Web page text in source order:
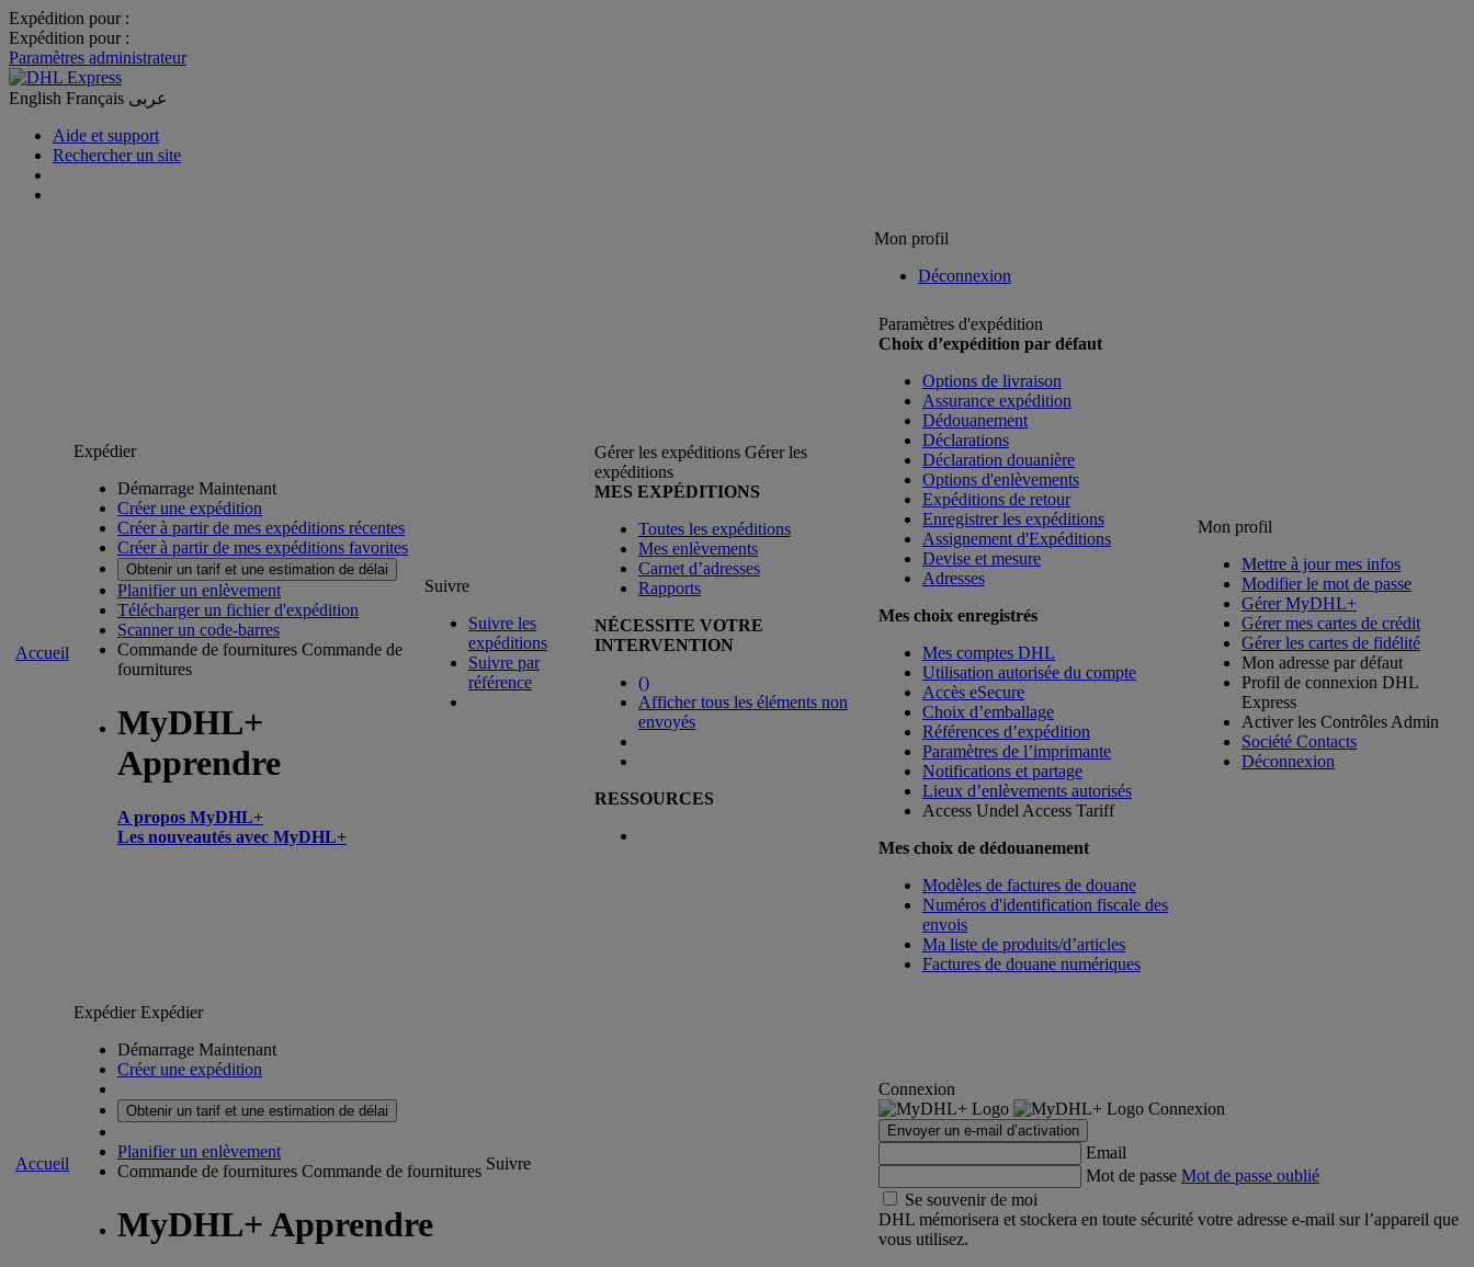
Expédition pour :
Expédition pour :
Paramètres administrateur
English Français عربى
Aide et support
Rechercher un site
Mon profil
Déconnexion
Accueil
Expédier
Démarrage Maintenant
Créer une expédition
Créer à partir de mes expéditions récentes
Créer à partir de mes expéditions favorites
Obtenir un tarif et une estimation de délai
Planifier un enlèvement
Télécharger un fichier d'expédition
Scanner un code-barres
Commande de fournitures Commande de
fournitures
MyDHL+
Apprendre
A propos MyDHL+
Les nouveautés avec MyDHL+
Suivre
Suivre les
expéditions
Suivre par
référence
Gérer les expéditions Gérer les
expéditions
MES EXPÉDITIONS
Toutes les expéditions
Mes enlèvements
Carnet d’adresses
Rapports
NÉCESSITE VOTRE
INTERVENTION
()
Afficher tous les éléments non
envoyés
RESSOURCES
Paramètres d'expédition
Choix d’expédition par défaut
Options de livraison
Assurance expédition
Dédouanement
Déclarations
Déclaration douanière
Options d'enlèvements
Expéditions de retour
Enregistrer les expéditions
Assignement d'Expéditions
Devise et mesure
Adresses
Mes choix enregistrés
Mes comptes DHL
Utilisation autorisée du compte
Accès eSecure
Choix d’emballage
Références d’expédition
Paramètres de l’imprimante
Notifications et partage
Lieux d’enlèvements autorisés
Access Undel Access Tariff
Mes choix de dédouanement
Modèles de factures de douane
Numéros d'identification fiscale des
envois
Ma liste de produits/d’articles
Factures de douane numériques
Mon profil
Mettre à jour mes infos
Modifier le mot de passe
Gérer MyDHL+
Gérer mes cartes de crédit
Gérer les cartes de fidélité
Mon adresse par défaut
Profil de connexion DHL
Express
Activer les Contrôles Admin
Société Contacts
Déconnexion
Accueil
ExpédierExpédier
Démarrage Maintenant
Créer une expédition
Obtenir un tarif et une estimation de délai
Planifier un enlèvement
Commande de fournitures Commande de fournitures
MyDHL+ Apprendre
Suivre
Connexion
Connexion
Envoyer un e-mail d’activation
Email
Mot de passe Mot de passe oublié
Se souvenir de moi
DHL mémorisera et stockera en toute sécurité votre adresse e-mail sur l’appareil que
vous utilisez.